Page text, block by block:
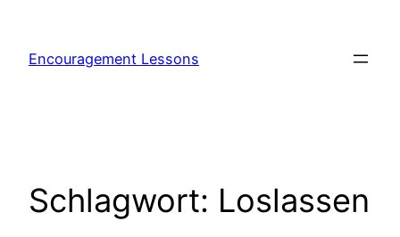
Encouragement Lessons
Schlagwort: Loslassen